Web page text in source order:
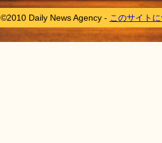
©2010 Daily News Agency - このサイト